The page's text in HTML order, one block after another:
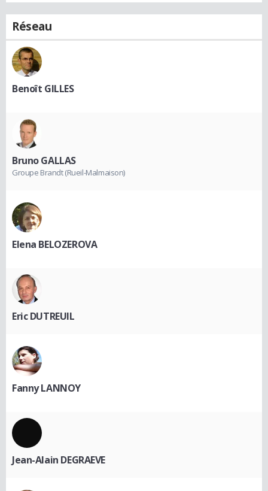
Réseau
Benoît GILLES
Bruno GALLAS
Groupe Brandt (Rueil-Malmaison)
Elena BELOZEROVA
Eric DUTREUIL
Fanny LANNOY
Jean-Alain DEGRAEVE